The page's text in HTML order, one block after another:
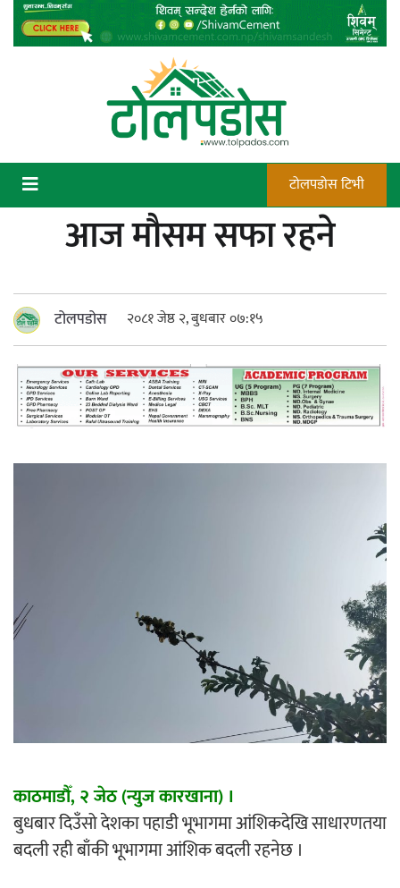
Skip
content
टोलपडोस टिभी
कन्चटमा पेस्तोल तेर्सिँदा पनि प्रयोग गर्न
न्याय सुनिश्चित गर्न सुरक्षा निकायको दायित्व
महत्त्वपूर्ण हुन्छ : मेयर मण्डल
श्रीमती बलात्कार मुद्दामा श्रीमान्लाई छ महिना
कैद, एक लाख रुपैयाँ क्षतिपूर्ति
एम्बुलेन्सको उपहार भारत र नेपालबीचको निकै
बलियो र जीवन्त विकास साझेदारीको एक
आज मौसम सफा रहने
टोलपडोस २०८१ जेष्ठ २, बुधबार ०७:१५
काठमाडौँ, २ जेठ (न्युज कारखाना) ।
बुधबार दिउँसो देशका पहाडी भूभागमा आंशिकदेखि साधारणतया
बदली रही बाँकी भूभागमा आंशिक बदली रहनेछ ।